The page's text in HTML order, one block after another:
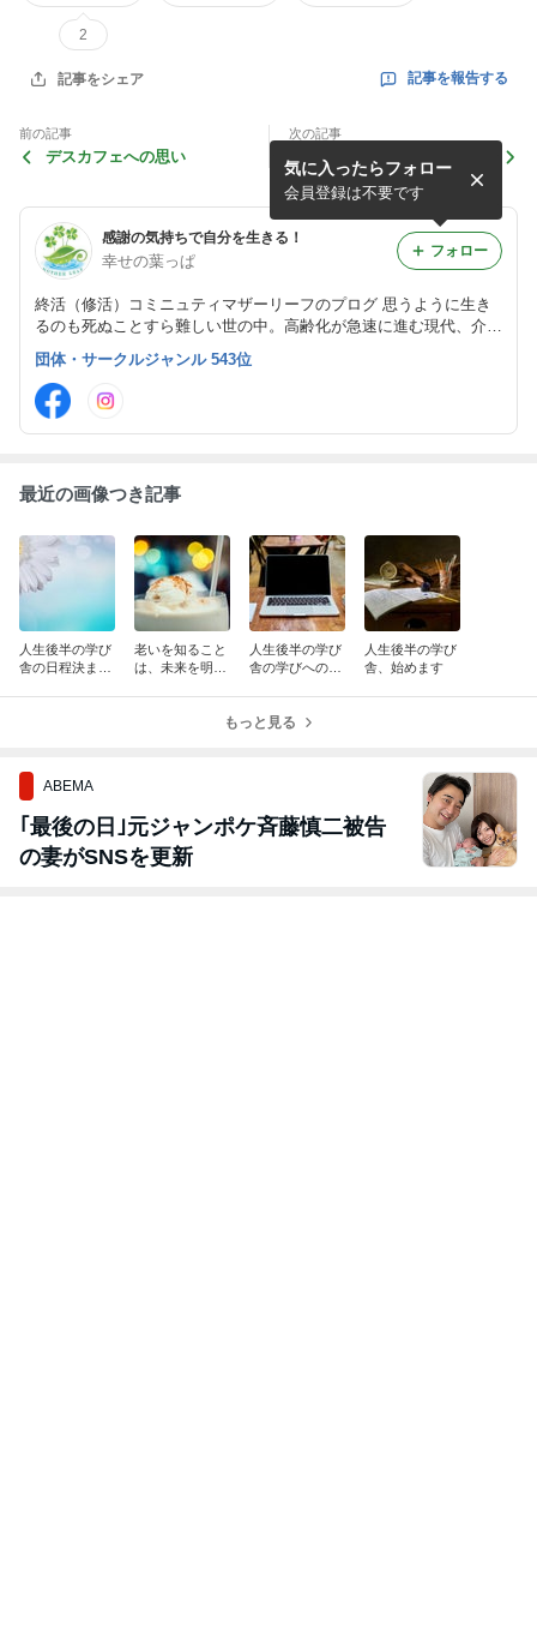
2
記事をシェア 記事を報告する
前の記事
デスカフェへの思い
次の記事
その人らしい生き終わりのサ
ポートの日々
感謝の気持ちで自分を生きる！
幸せの葉っぱ
終活（修活）コミニュティマザーリーフのプログ 思うように生き
るのも死ぬことすら難しい世の中。高齢化が急速に進む現代、介護
い。 此処に来れば安心と学びの場として、情報を発信しておりま
す。
気に入ったらフォロー
会員登録は不要です
フォロー
団体・サークルジャンル 543位
最近の画像つき記事
人生後半の学び
舎の日程決まり
老いを知ること
は、未来を明る
人生後半の学び
舎の学びへの質
人生後半の学び
舎、始めます
もっと見る
ABEMA
｢最後の日｣元ジャンポケ斉藤慎二被告
の妻がSNSを更新